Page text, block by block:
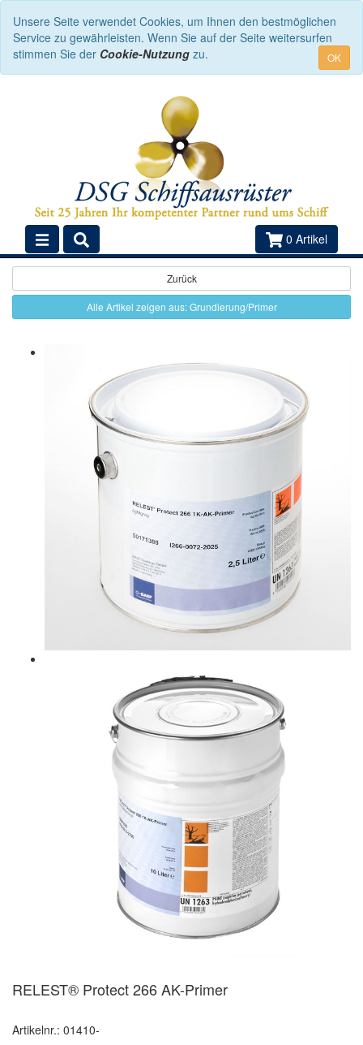
Unsere Seite verwendet Cookies, um Ihnen den bestmöglichen
Service zu gewährleisten. Wenn Sie auf der Seite weitersurfen
stimmen Sie der Cookie-Nutzung zu. OK
0 Artikel
Zurück
Alle Artikel zeigen aus: Grundierung/Primer
RELEST® Protect 266 AK-Primer
Artikelnr.: 01410-